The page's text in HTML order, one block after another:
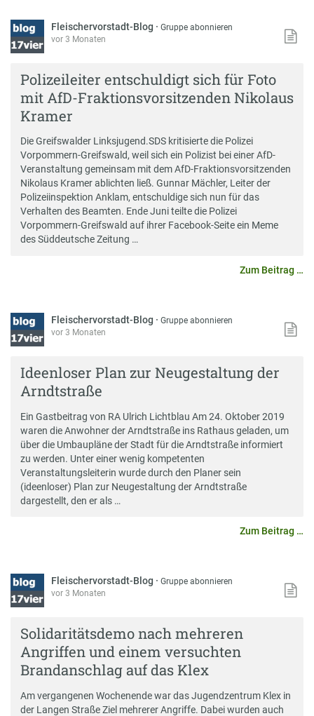
Fleischervorstadt-Blog ·Gruppe abonnieren
vor 3 Monaten
Polizeileiter entschuldigt sich für Foto
mit AfD-Fraktionsvorsitzenden Nikolaus
Kramer
Die Greifswalder Linksjugend.SDS kritisierte die Polizei
Vorpommern-Greifswald, weil sich ein Polizist bei einer AfD-
Veranstaltung gemeinsam mit dem AfD-Fraktionsvorsitzenden
Nikolaus Kramer ablichten ließ. Gunnar Mächler, Leiter der
Polizeiinspektion Anklam, entschuldige sich nun für das
Verhalten des Beamten. Ende Juni teilte die Polizei
Vorpommern-Greifswald auf ihrer Facebook-Seite ein Meme
des Süddeutsche Zeitung …
Zum Beitrag …
Fleischervorstadt-Blog ·Gruppe abonnieren
vor 3 Monaten
Ideenloser Plan zur Neugestaltung der
Arndtstraße
Ein Gastbeitrag von RA Ulrich Lichtblau Am 24. Oktober 2019
waren die Anwohner der Arndtstraße ins Rathaus geladen, um
über die Umbaupläne der Stadt für die Arndtstraße informiert
zu werden. Unter einer wenig kompetenten
Veranstaltungsleiterin wurde durch den Planer sein
(ideenloser) Plan zur Neugestaltung der Arndtstraße
dargestellt, den er als …
Zum Beitrag …
Fleischervorstadt-Blog ·Gruppe abonnieren
vor 3 Monaten
Solidaritätsdemo nach mehreren
Angriffen und einem versuchten
Brandanschlag auf das Klex
Am vergangenen Wochenende war das Jugendzentrum Klex in
der Langen Straße Ziel mehrerer Angriffe. Dabei wurden auch